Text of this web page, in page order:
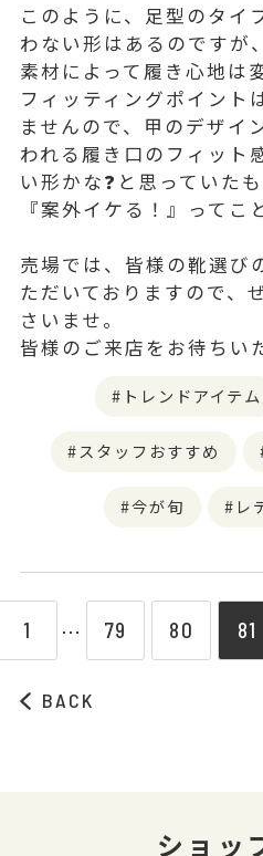
このように、足型のタイ
わない形はあるのですが、
素材によって履き心地は
フィッティングポイント
ませんので、甲のデザイ
われる履き口のフィット
い形かな❓と思っていたも
『案外イケる！』ってこ
売場では、皆様の靴選び
ただいておりますので、
さいませ。
皆様のご来店をお待ちい
トレンドアイテム
スタッフおすすめ
今が旬 レ
BACK
1 ⋯ 79 80 81
ショッ